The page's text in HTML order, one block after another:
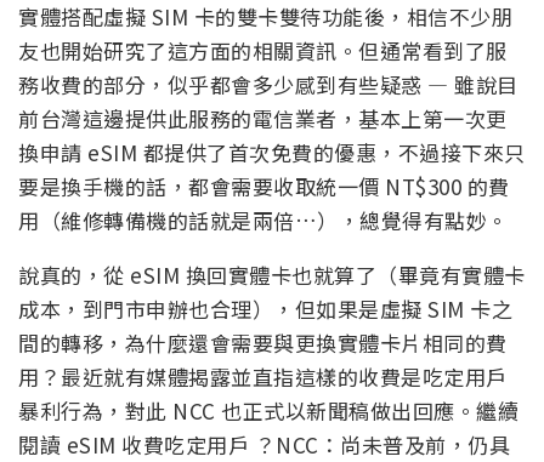
實體搭配虛擬 SIM 卡的雙卡雙待功能後，相信不少朋
友也開始研究了這方面的相關資訊。但通常看到了服
務收費的部分，似乎都會多少感到有些疑惑 — 雖說目
前台灣這邊提供此服務的電信業者，基本上第一次更
換申請 eSIM 都提供了首次免費的優惠，不過接下來只
要是換手機的話，都會需要收取統一價 NT$300 的費
用（維修轉備機的話就是兩倍…），總覺得有點妙。
說真的，從 eSIM 換回實體卡也就算了（畢竟有實體卡
成本，到門市申辦也合理），但如果是虛擬 SIM 卡之
間的轉移，為什麼還會需要與更換實體卡片相同的費
用？最近就有媒體揭露並直指這樣的收費是吃定用戶
暴利行為，對此 NCC 也正式以新聞稿做出回應。繼續
閱讀 eSIM 收費吃定用戶 ？NCC：尚未普及前，仍具